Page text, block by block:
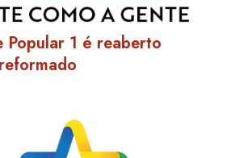
Popular 1 é reaberto